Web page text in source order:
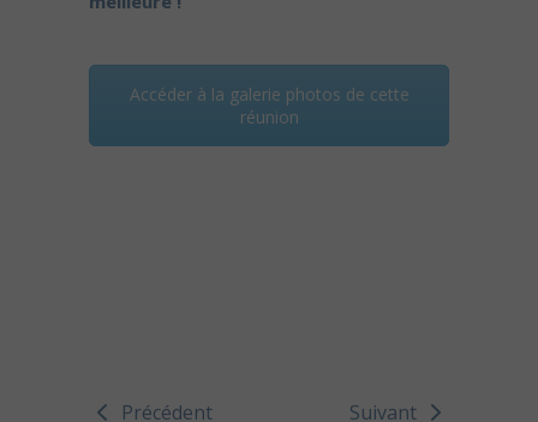
Accéder à la galerie photos de cette
réunion
Précédent Suivant